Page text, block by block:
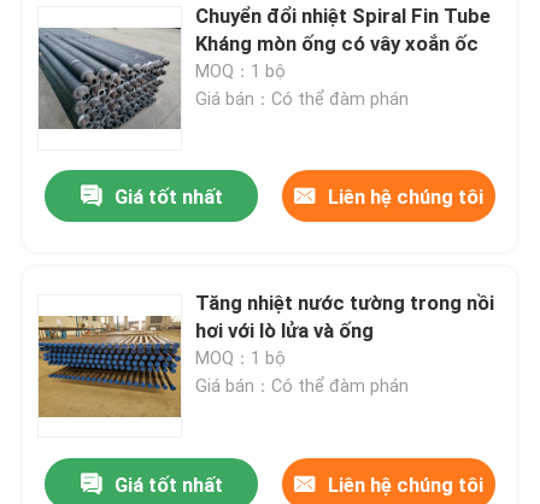
Sản phẩm
Chuyển đổi nhiệt Spiral Fin Tube
Kháng mòn ống có vây xoắn ốc
MOQ：1 bộ
Giá bán：Có thể đàm phán
Giá tốt nhất Liên hệ chúng tôi
Tăng nhiệt nước tường trong nồi
hơi với lò lửa và ống
MOQ：1 bộ
Giá bán：Có thể đàm phán
Giá tốt nhất Liên hệ chúng tôi Đầu hơi ổn định cao hơn trong nồi hơi 23000mm chiều dài công nghiệp